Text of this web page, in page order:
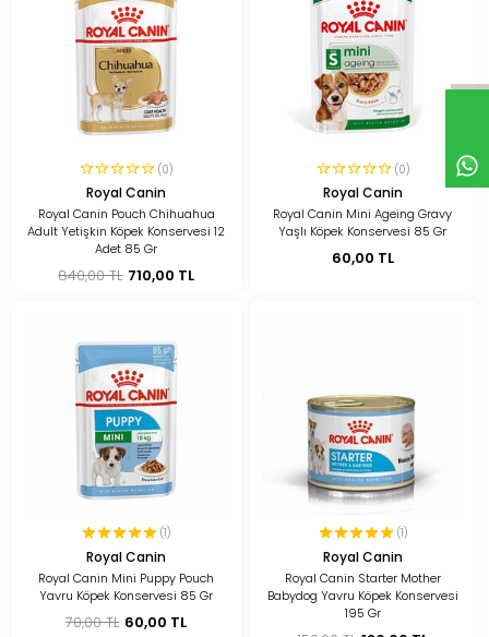
(0)
Royal Canin
Royal Canin Pouch Chihuahua
Adult Yetişkin Köpek Konservesi 12
Adet 85 Gr
840,00 TL 710,00 TL
(0)
Royal Canin
Royal Canin Mini Ageing Gravy
Yaşlı Köpek Konservesi 85 Gr
60,00 TL
(1)
Royal Canin
Royal Canin Mini Puppy Pouch
Yavru Köpek Konservesi 85 Gr
70,00 TL 60,00 TL
(1)
Royal Canin
Royal Canin Starter Mother
Babydog Yavru Köpek Konservesi
195 Gr